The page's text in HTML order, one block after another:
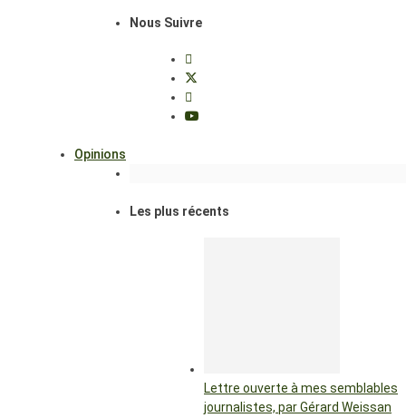
Nous Suivre
Opinions
Les plus récents
Lettre ouverte à mes semblables
journalistes, par Gérard Weissan